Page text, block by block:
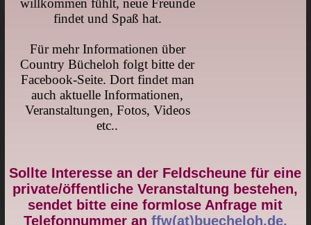
willkommen fühlt, neue Freunde
findet und Spaß hat.
Für mehr Informationen über
Country Bücheloh folgt bitte der
Facebook-Seite. Dort findet man
auch aktuelle Informationen,
Veranstaltungen, Fotos, Videos
etc..
Sollte Interesse an der Feldscheune für eine
private/öffentliche Veranstaltung bestehen,
sendet bitte eine formlose Anfrage mit
Telefonnummer an ffw(at)buecheloh.de.